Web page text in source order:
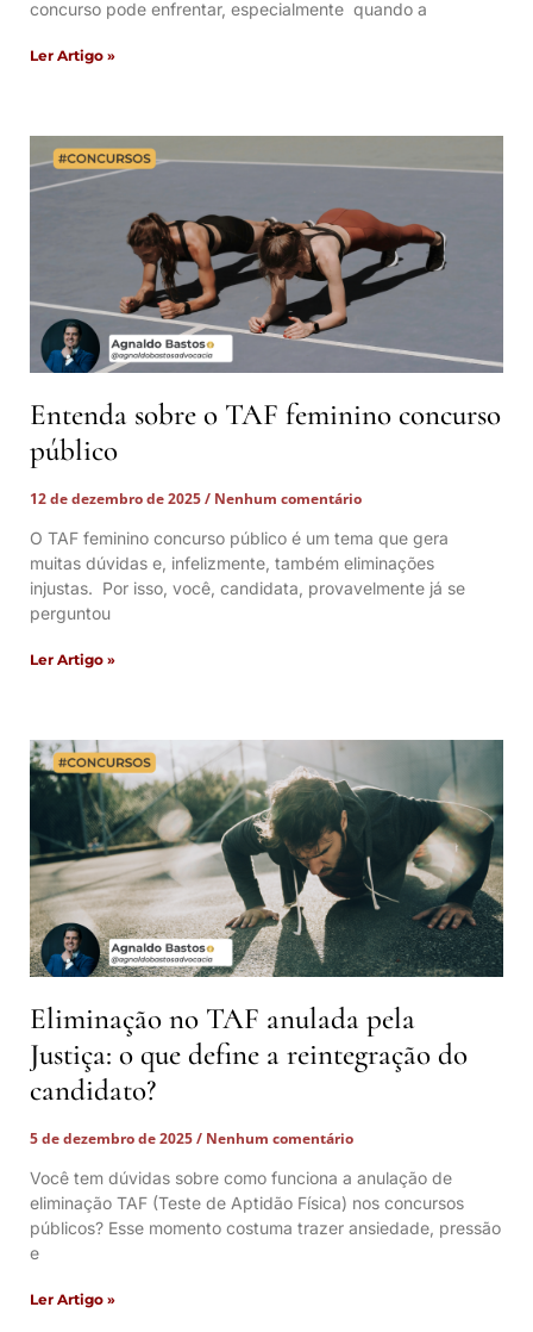
concurso pode enfrentar, especialmente quando a
Ler Artigo »
Entenda sobre o TAF feminino concurso
público
12 de dezembro de 2025
Nenhum comentário
O TAF feminino concurso público é um tema que gera
muitas dúvidas e, infelizmente, também eliminações
injustas. Por isso, você, candidata, provavelmente já se
perguntou
Ler Artigo »
Eliminação no TAF anulada pela
Justiça: o que define a reintegração do
candidato?
5 de dezembro de 2025
Nenhum comentário
Você tem dúvidas sobre como funciona a anulação de
eliminação TAF (Teste de Aptidão Física) nos concursos
públicos? Esse momento costuma trazer ansiedade, pressão
e
Ler Artigo »